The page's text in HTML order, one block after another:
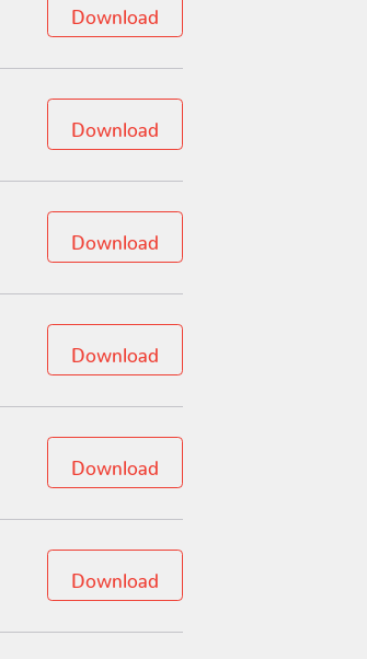
Download
Download
Download
Download
Download
Download